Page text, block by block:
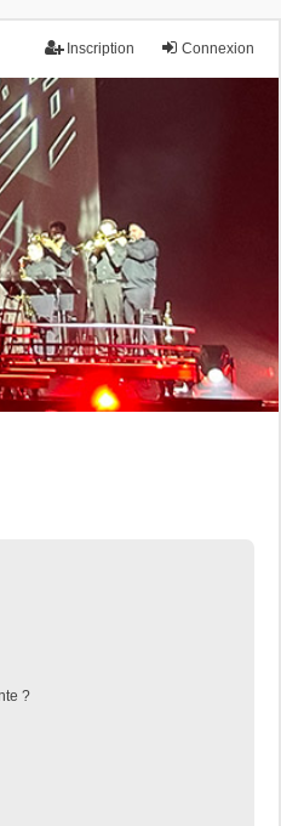
Connexion
Inscription
?